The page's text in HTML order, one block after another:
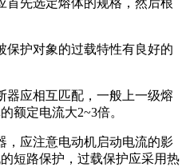
首先选定熔体的规格，然后根
保护对象的过载特性有良好的
器应相互匹配，一般上一级熔
额定电流大2~3倍。
，应注意电动机启动电流的影
短路保护，过载保护应采用热